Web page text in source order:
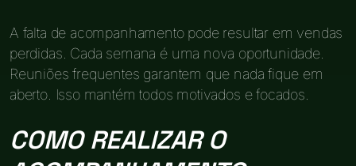
A falta de acompanhamento pode resultar em vendas
perdidas. Cada semana é uma nova oportunidade.
Reuniões frequentes garantem que nada fique em
aberto. Isso mantém todos motivados e focados.
COMO REALIZAR O